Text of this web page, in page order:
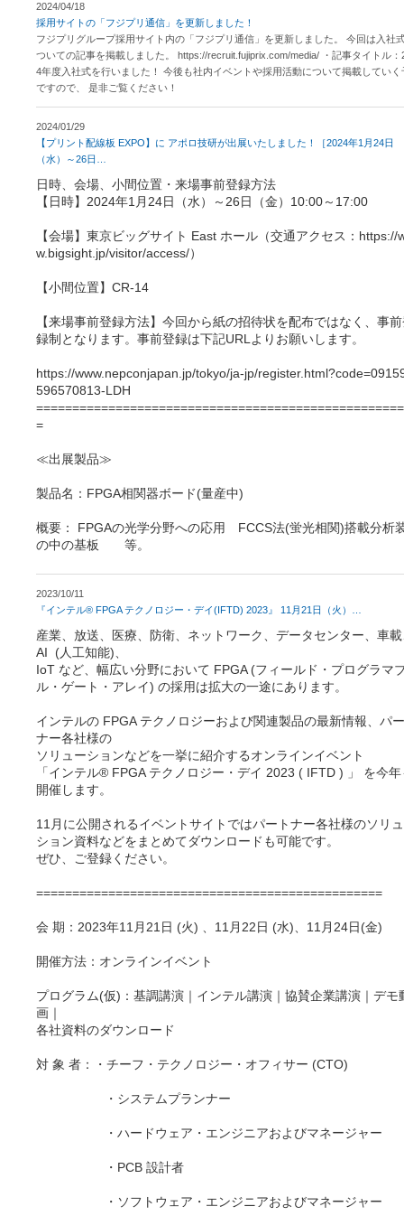
2024/04/18
採用サイトの「フジプリ通信」を更新しました！
フジプリグループ採用サイト内の「フジプリ通信」を更新しました。 今回は入社
ついての記事を掲載しました。 https://recruit.fujiprix.com/media/ ・記事タイトル：
4年度入社式を行いました！ 今後も社内イベントや採用活動について掲載していく
ですので、 是非ご覧ください！
2024/01/29
【プリント配線板 EXPO】に アポロ技研が出展いたしました！［2024年1月24日
（水）～26日
日時、会場、小間位置・来場事前登録方法
【日時】2024年1月24日（水）～26日（金）10:00～17:00
【会場】東京ビッグサイト East ホール（交通アクセス：https://
w.bigsight.jp/visitor/access/）
【小間位置】CR-14
【来場事前登録方法】今回から紙の招待状を配布ではなく、事
録制となります。事前登録は下記URLよりお願いします。
https://www.nepconjapan.jp/tokyo/ja-jp/
596570813-LDH
=
≪出展製品≫
製品名：FPGA相関器ボード(量産中)
概要： FPGAの光学分野への応用 FCCS法(蛍光相関)搭載分析
の中の基板 等。
2023/10/11
『インテル® FPGA テクノロジー・デイ(IFTD) 2023』 11月21日（火）
産業、放送、医療、防衛、ネットワーク、データセンター、車
AI (人工知能)、
IoT など、幅広い分野において FPGA (フィールド・プログラマ
ル・ゲート・アレイ) の採用は拡大の一途にあります。
インテルの FPGA テクノロジーおよび関連製品の最新情報、パ
ナー各社様の
ソリューションなどを一挙に紹介するオンラインイベント
「インテル® FPGA テクノロジー・デイ 2023 ( IFTD ) 」 を今年
開催します。
11月に公開されるイベントサイトではパートナー各社様のソリ
ション資料などをまとめてダウンロードも可能です。
ぜひ、ご登録ください。
================================================
会 期：2023年11月21日 (火) 、11月22日 (水)、11月24日(金)
開催方法：オンラインイベント
プログラム(仮)：基調講演｜インテル講演｜協賛企業講演｜デモ
画｜
各社資料のダウンロード
対 象 者：・チーフ・テクノロジー・オフィサー (CTO)
・システムプランナー
・ハードウェア・エンジニアおよびマネージャー
・PCB 設計者
・ソフトウェア・エンジニアおよびマネージャー